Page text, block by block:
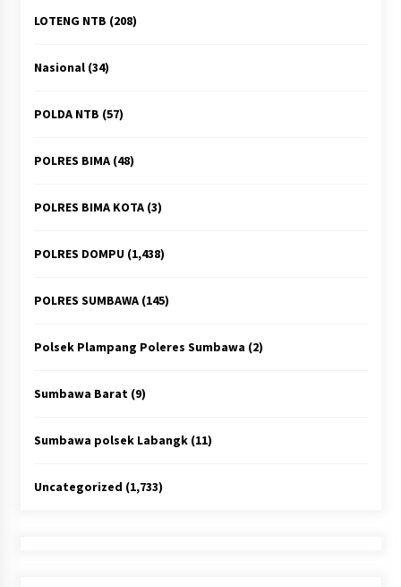
LOTENG NTB (208)
Nasional(34)
POLDA NTB (57)
POLRES BIMA(48)
POLRES BIMA KOTA(3)
POLRES DOMPU(1,438)
POLRES SUMBAWA(145)
Polsek Plampang Poleres Sumbawa (2)
Sumbawa Barat(9)
Sumbawa polsek Labangk(11)
Uncategorized (1,733)